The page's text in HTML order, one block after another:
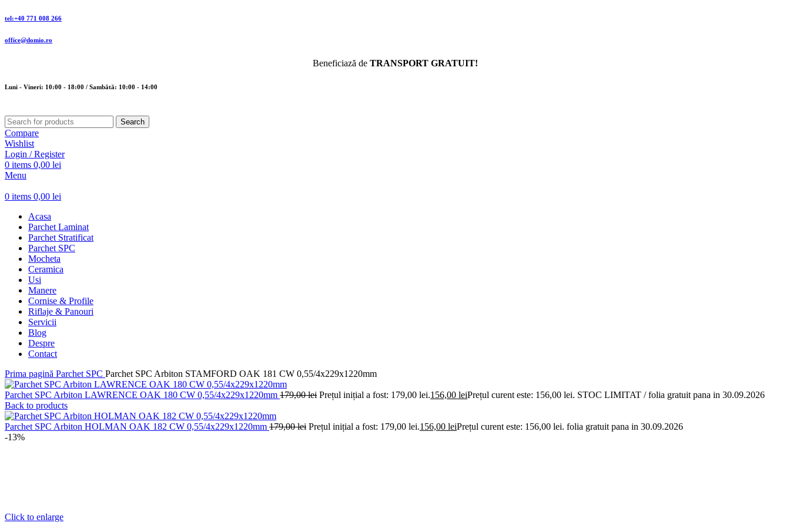
tel:+40 771 008 266
office@domio.ro
Beneficiază de TRANSPORT GRATUIT!
Luni - Vineri: 10:00 - 18:00 / Sambătă: 10:00 - 14:00
Search
Compare
Wishlist
Login / Register
0 items 0,00 lei
Menu
0 items 0,00 lei
Acasa
Parchet Laminat
Parchet Stratificat
Parchet SPC
Mocheta
Ceramica
Usi
Manere
Cornise & Profile
Riflaje & Panouri
Servicii
Blog
Despre
Contact
Prima pagină Parchet SPC Parchet SPC Arbiton STAMFORD OAK 181 CW 0,55/4x229x1220mm
Parchet SPC Arbiton LAWRENCE OAK 180 CW 0,55/4x229x1220mm 179,00lei Prețul inițial a fost: 179,00 lei.156,00 leiPrețul curent este: 156,00 lei. STOC LIMITAT / folia gratuit pana in 30.09.2026
Back to products
Parchet SPC Arbiton HOLMAN OAK 182 CW 0,55/4x229x1220mm 179,00lei Prețul inițial a fost: 179,00 lei.156,00 leiPrețul curent este: 156,00 lei. folia gratuit pana in 30.09.2026
-13%
Click to enlarge